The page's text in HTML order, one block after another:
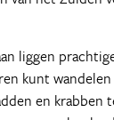
liggen
kunt
en krabben